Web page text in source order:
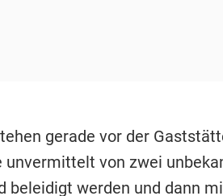
gerade vor der
unvermittelt von zwei
beleidigt werden und dann